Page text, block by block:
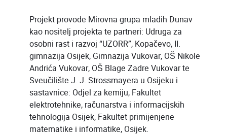
Projekt provode Mirovna grupa mladih Dunav
kao nositelj projekta te partneri: Udruga za
osobni rast i razvoj “UZORR”, Kopačevo, II.
gimnazija Osijek, Gimnazija Vukovar, OŠ Nikole
Andrića Vukovar, OŠ Blage Zadre Vukovar te
Sveučilište J. J. Strossmayera u Osijeku i
sastavnice: Odjel za kemiju, Fakultet
elektrotehnike, računarstva i informacijskih
tehnologija Osijek, Fakultet primijenjene
matematike i informatike, Osijek.